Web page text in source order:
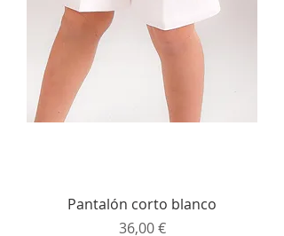
Pantalón corto blanco
Precio
36,00 €